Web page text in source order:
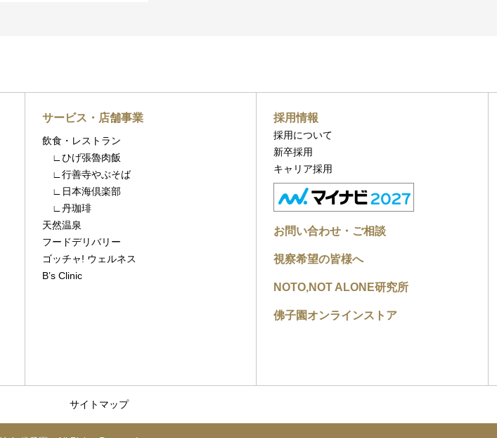
サービス・店舗事業
飲食・レストラン
∟ひげ張魯肉飯
∟行善寺やぶそば
∟日本海倶楽部
∟丹珈琲
天然温泉
フードデリバリー
ゴッチャ! ウェルネス
B’s Clinic
採用情報
採用について
新卒採用
キャリア採用
お問い合わせ・ご相談
視察希望の皆様へ
NOTO,NOT ALONE研究所
佛子園オンラインストア
サイトマップ